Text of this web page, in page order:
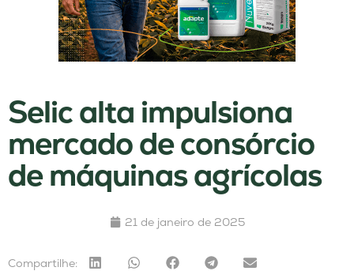
Selic alta impulsiona
mercado de consórcio
de máquinas agrícolas
21 de janeiro de 2025
Compartilhe: